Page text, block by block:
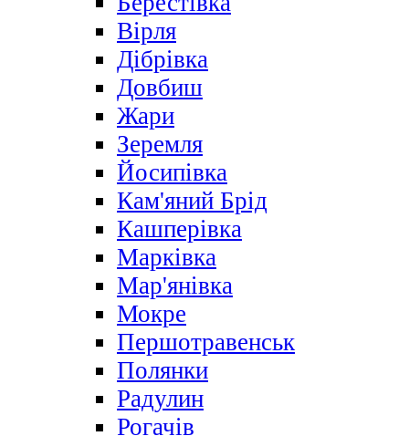
Вірля
Дібрівка
Довбиш
Жари
Зеремля
Йосипівка
Кам'яний Брід
Кашперівка
Марківка
Мар'янівка
Мокре
Першотравенськ
Полянки
Радулин
Рогачів